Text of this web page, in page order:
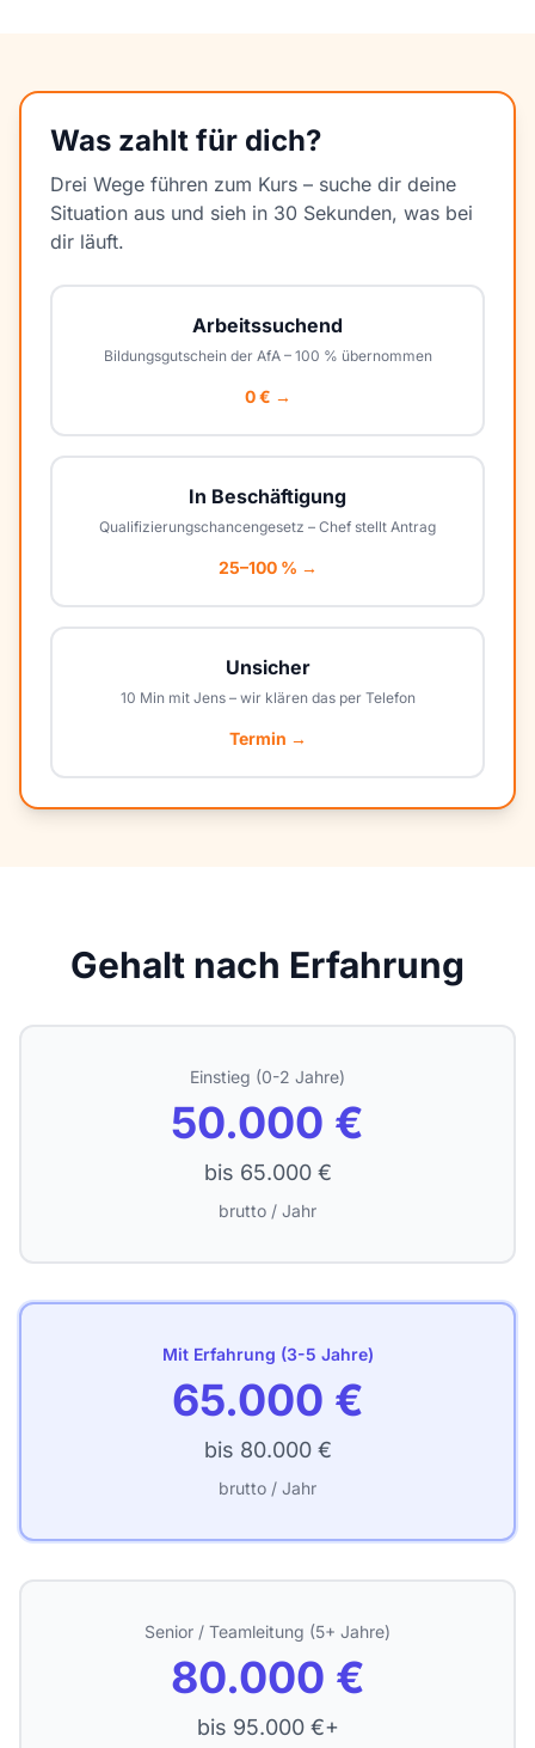
Was zahlt für dich?
Drei Wege führen zum Kurs – suche dir deine
Situation aus und sieh in 30 Sekunden, was bei
dir läuft.
Arbeitssuchend
Bildungsgutschein der AfA – 100 % übernommen
0 € →
In Beschäftigung
Qualifizierungschancengesetz – Chef stellt Antrag
25–100 % →
Unsicher
10 Min mit Jens – wir klären das per Telefon
Termin →
Gehalt nach Erfahrung
Einstieg (0-2 Jahre)
50.000 €
bis 65.000 €
brutto / Jahr
Mit Erfahrung (3-5 Jahre)
65.000 €
bis 80.000 €
brutto / Jahr
Senior / Teamleitung (5+ Jahre)
80.000 €
bis 95.000 €+